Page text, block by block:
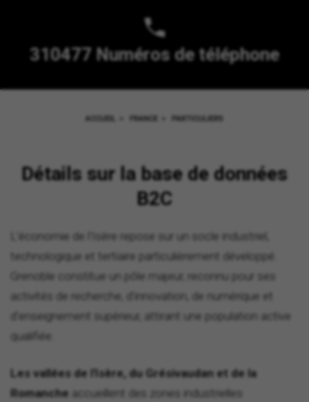
310477 Numéros de téléphone
Détails sur la base de données
B2C
L'économie de l'Isère repose sur un socle industriel,
technologique et tertiaire particulièrement développé.
Grenoble constitue un pôle majeur, reconnu pour ses
activités de recherche, d'innovation, de numérique et
d'enseignement supérieur, attirant une population active
qualifiée.
Les vallées de l'Isère, du Grésivaudan et de la
Romanche accueillent des zones industrielles